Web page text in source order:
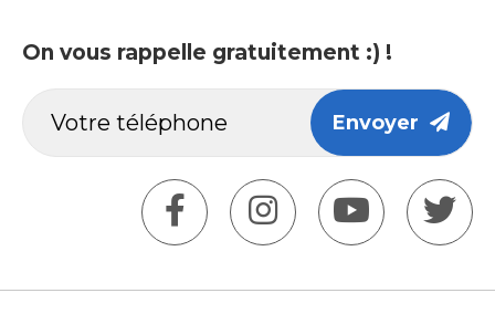
On vous rappelle gratuitement :) !
Envoyer